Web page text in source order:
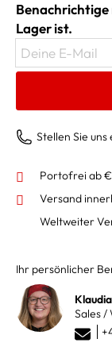
Benachrichtige
Lager ist.
Deine E-Mail
Stellen Sie uns
Portofrei ab
Versand
Weltweiter
Ihr persönlicher
Sales /